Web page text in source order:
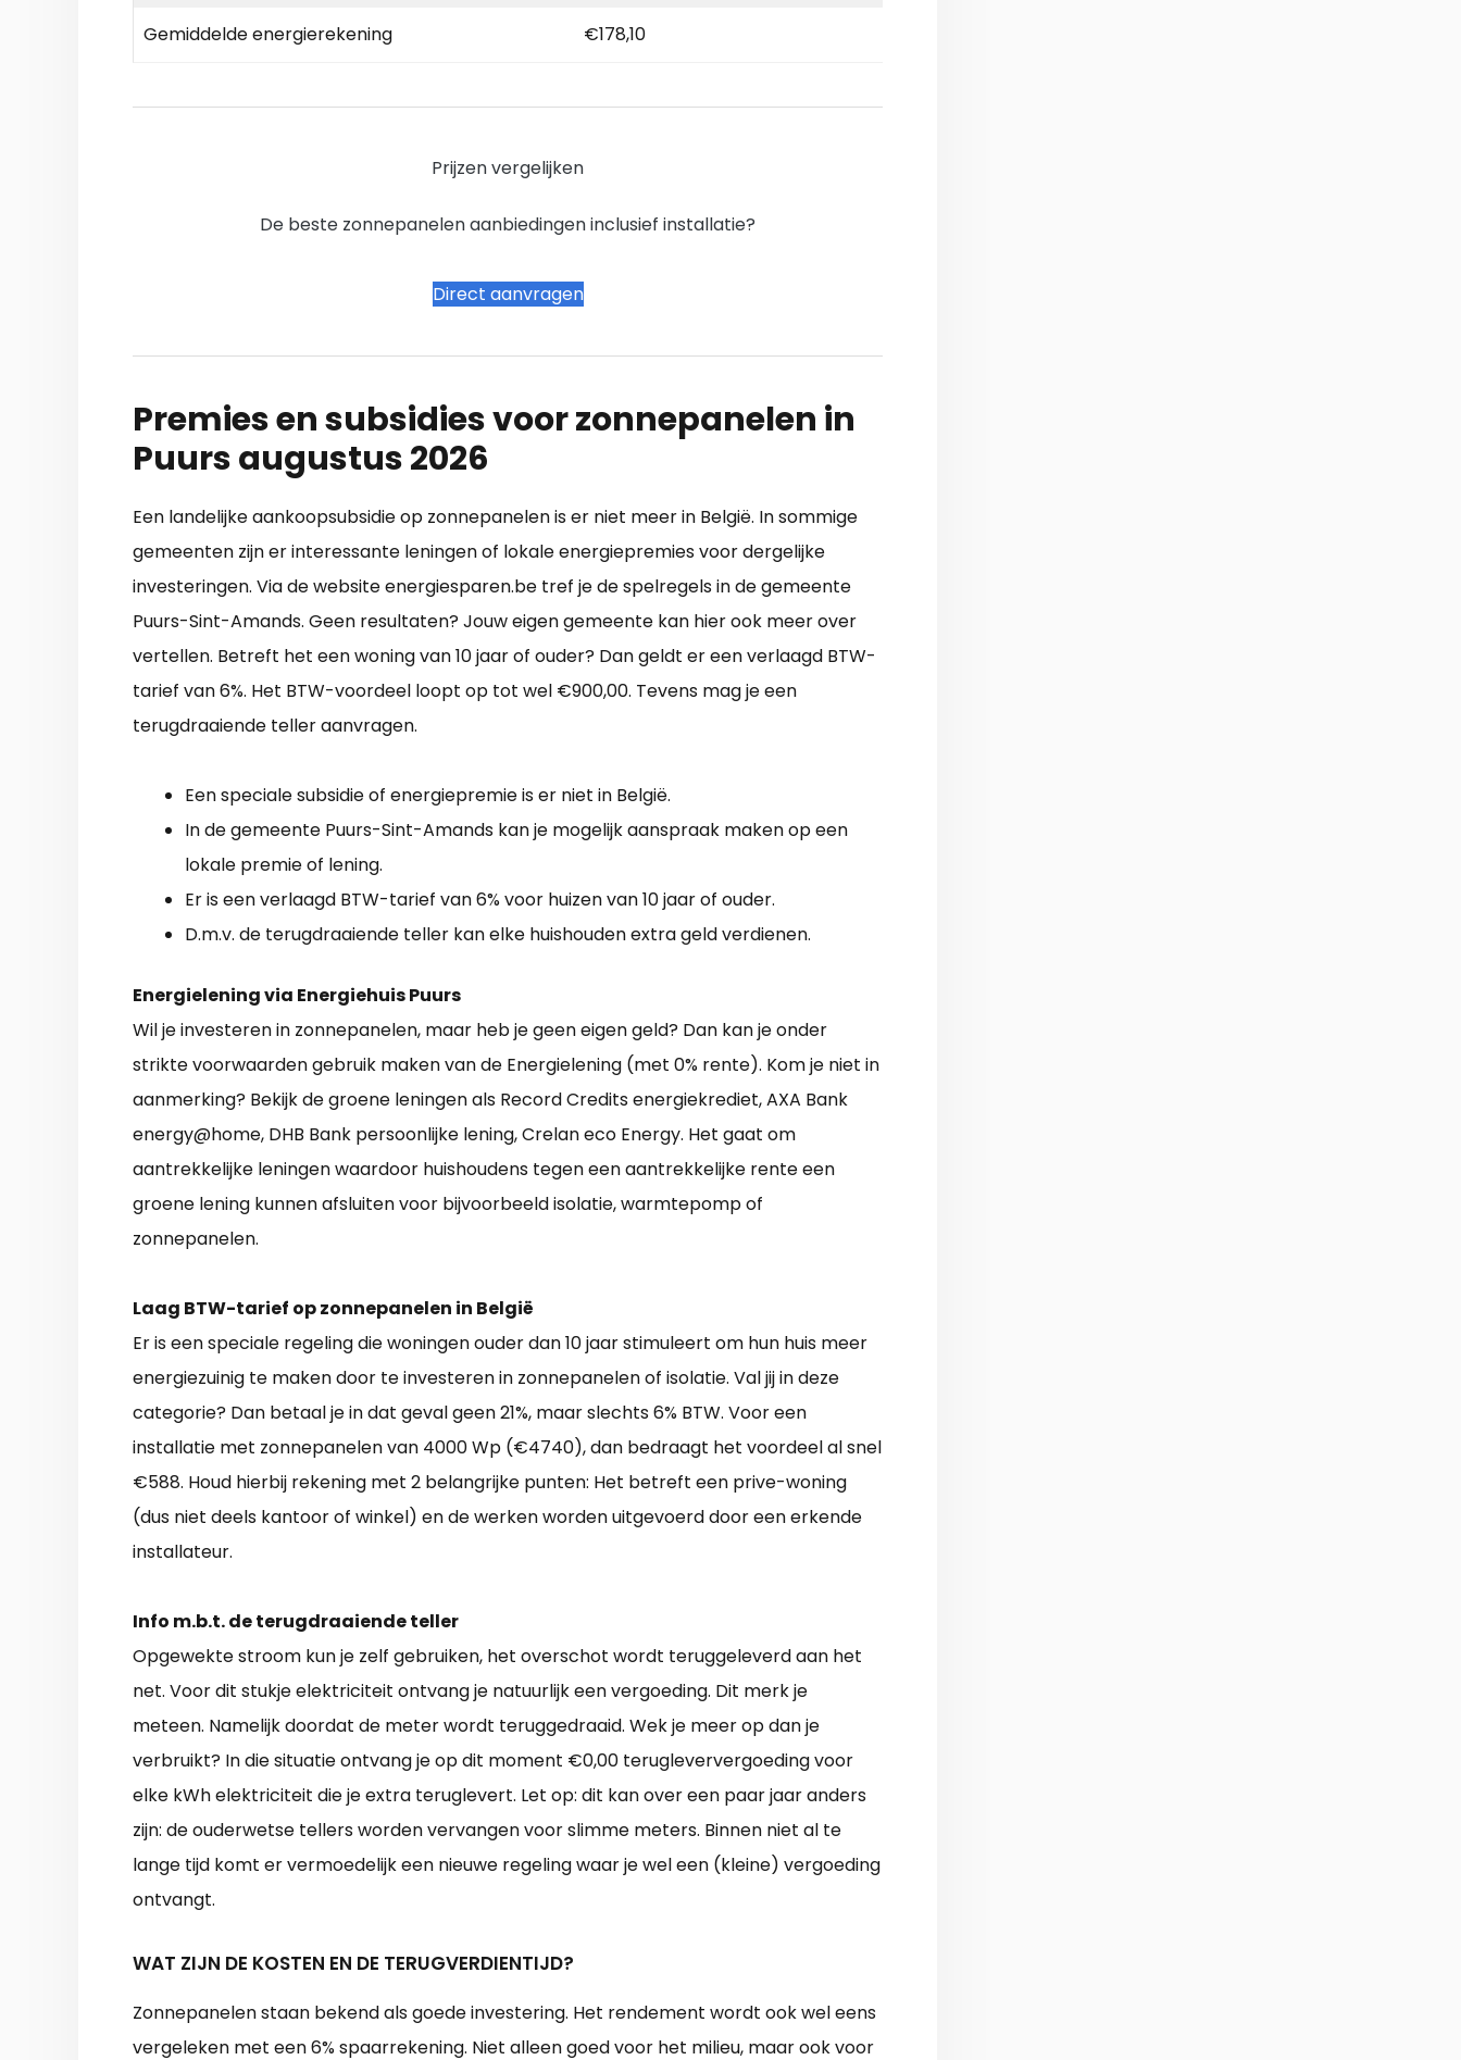
Gemiddelde energierekening €178,10
Prijzen vergelijken
De beste zonnepanelen aanbiedingen inclusief installatie?
Direct aanvragen
Premies en subsidies voor zonnepanelen in
Puurs augustus 2026
Een landelijke aankoopsubsidie op zonnepanelen is er niet meer in België. In sommige
gemeenten zijn er interessante leningen of lokale energiepremies voor dergelijke
investeringen. Via de website energiesparen.be tref je de spelregels in de gemeente
Puurs-Sint-Amands. Geen resultaten? Jouw eigen gemeente kan hier ook meer over
vertellen. Betreft het een woning van 10 jaar of ouder? Dan geldt er een verlaagd BTW-
tarief van 6%. Het BTW-voordeel loopt op tot wel €900,00. Tevens mag je een
terugdraaiende teller aanvragen.
Een speciale subsidie of energiepremie is er niet in België.
In de gemeente Puurs-Sint-Amands kan je mogelijk aanspraak maken op een
lokale premie of lening.
Er is een verlaagd BTW-tarief van 6% voor huizen van 10 jaar of ouder.
D.m.v. de terugdraaiende teller kan elke huishouden extra geld verdienen.
Energielening via Energiehuis Puurs
Wil je investeren in zonnepanelen, maar heb je geen eigen geld? Dan kan je onder
strikte voorwaarden gebruik maken van de Energielening (met 0% rente). Kom je niet in
aanmerking? Bekijk de groene leningen als Record Credits energiekrediet, AXA Bank
energy@home, DHB Bank persoonlijke lening, Crelan eco Energy. Het gaat om
aantrekkelijke leningen waardoor huishoudens tegen een aantrekkelijke rente een
groene lening kunnen afsluiten voor bijvoorbeeld isolatie, warmtepomp of
zonnepanelen.
Laag BTW-tarief op zonnepanelen in België
Er is een speciale regeling die woningen ouder dan 10 jaar stimuleert om hun huis meer
energiezuinig te maken door te investeren in zonnepanelen of isolatie. Val jij in deze
categorie? Dan betaal je in dat geval geen 21%, maar slechts 6% BTW. Voor een
installatie met zonnepanelen van 4000 Wp (€4740), dan bedraagt het voordeel al snel
€588. Houd hierbij rekening met 2 belangrijke punten: Het betreft een prive-woning
(dus niet deels kantoor of winkel) en de werken worden uitgevoerd door een erkende
installateur.
Info m.b.t. de terugdraaiende teller
Opgewekte stroom kun je zelf gebruiken, het overschot wordt teruggeleverd aan het
net. Voor dit stukje elektriciteit ontvang je natuurlijk een vergoeding. Dit merk je
meteen. Namelijk doordat de meter wordt teruggedraaid. Wek je meer op dan je
verbruikt? In die situatie ontvang je op dit moment €0,00 terugleververgoeding voor
elke kWh elektriciteit die je extra teruglevert. Let op: dit kan over een paar jaar anders
zijn: de ouderwetse tellers worden vervangen voor slimme meters. Binnen niet al te
lange tijd komt er vermoedelijk een nieuwe regeling waar je wel een (kleine) vergoeding
ontvangt.
WAT ZIJN DE KOSTEN EN DE TERUGVERDIENTIJD?
Zonnepanelen staan bekend als goede investering. Het rendement wordt ook wel eens
vergeleken met een 6% spaarrekening. Niet alleen goed voor het milieu, maar ook voor